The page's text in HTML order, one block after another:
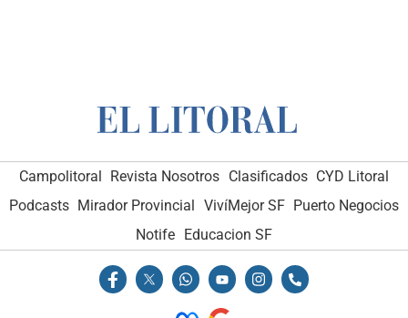
Campolitoral Revista Nosotros Clasificados CYD Litoral
Podcasts Mirador Provincial VivíMejor SF Puerto Negocios
Notife
Educacion SF